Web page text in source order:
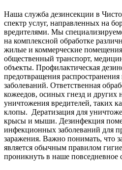
Наша служба дезинсекции в
спектр услуг, направленных на
вредителями. Мы
на комплексной обработке
жилые и коммерческие
общественный транспорт,
объекты. Профилактическая
предотвращения
заболеваний. Ответственная
кожеедов, осиных гнезд и других
уничтожения вредителей, таких
клопы. Дератизация для
крысы и мыши. Дезинфекция
инфекционных заболеваний для
заражения. Важно понимать, что
является обычным правилом
проникнуть в наше повседневное